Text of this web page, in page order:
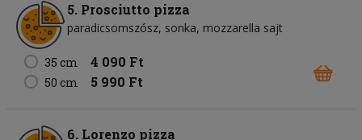
5. Prosciutto pizza
paradicsomszósz sonka mozzarella sajt
35 cm 4 090 Ft
50 cm 5 990 Ft
6. Lorenzo pizza